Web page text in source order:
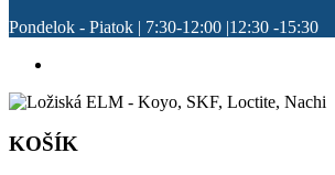
Pondelok - Piatok | 7:30-12:00 |12:30 -15:30
KOŠÍK